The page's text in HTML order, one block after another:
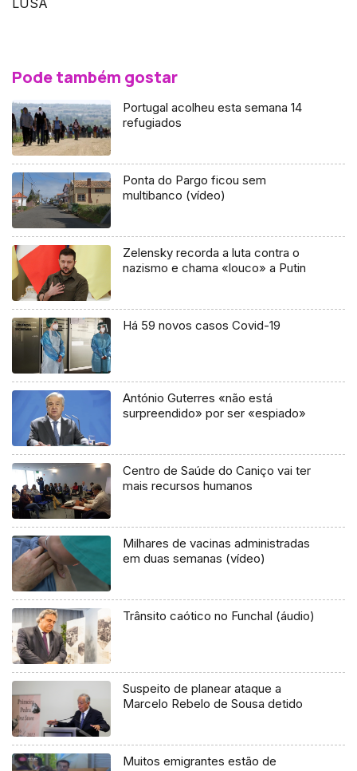
LUSA
Pode também gostar
Portugal acolheu esta semana 14
refugiados
Ponta do Pargo ficou sem
multibanco (vídeo)
Zelensky recorda a luta contra o
nazismo e chama «louco» a Putin
Há 59 novos casos Covid-19
António Guterres «não está
surpreendido» por ser «espiado»
Centro de Saúde do Caniço vai ter
mais recursos humanos
Milhares de vacinas administradas
em duas semanas (vídeo)
Trânsito caótico no Funchal (áudio)
Suspeito de planear ataque a
Marcelo Rebelo de Sousa detido
Muitos emigrantes estão de